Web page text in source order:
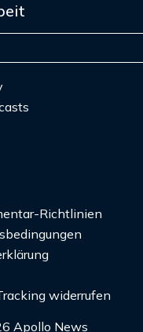
Richtlinien
widerrufen
Apollo News